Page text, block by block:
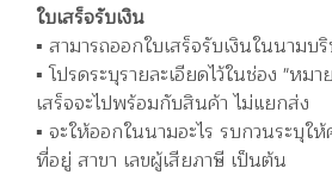
ใบเสร็จรับเงิน
▪️ สามารถออกใบเสร็จรับเงินในนามบ
▪️ โปรดระบุรายละเอียดไว้ในช่อง "หม
เสร็จจะไปพร้อมกับสินค้า ไม่แยกส่ง
▪️ จะให้ออกในนามอะไร รบกวนระบุใ
ที่อยู่ สาขา เลขผู้เสียภาษี เป็นต้น